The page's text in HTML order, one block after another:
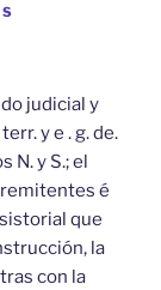
judicial y
y e . g. de.
N. y S.; el
remitentes é
que
la
con la